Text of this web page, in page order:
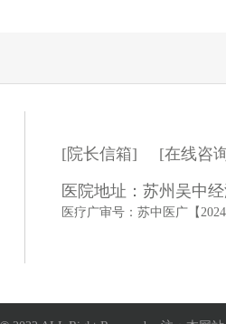
[院长信箱] [在线咨
医院地址：苏州吴中
医疗广审号：苏中医广【